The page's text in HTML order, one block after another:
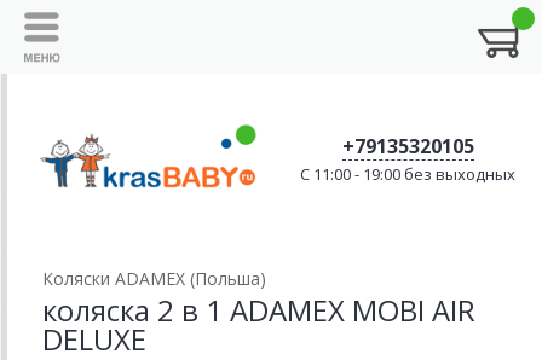
+79135320105
C 11:00 - 19:00 без выходных
Коляски ADAMEX (Польша)
коляска 2 в 1 ADAMEX MOBI AIR
DELUXE